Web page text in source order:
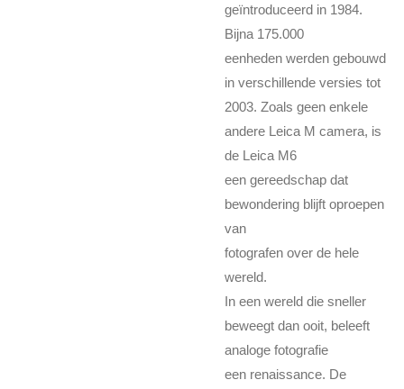
geïntroduceerd in 1984.
Bijna 175.000
eenheden werden gebouwd
in verschillende versies tot
2003. Zoals geen enkele
andere Leica M camera, is
de Leica M6
een gereedschap dat
bewondering blijft oproepen
van
fotografen over de hele
wereld.
In een wereld die sneller
beweegt dan ooit, beleeft
analoge fotografie
een renaissance. De